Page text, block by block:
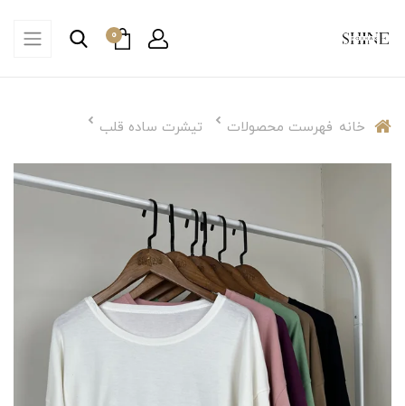
0
خانه فهرست محصولات تیشرت ساده قلب